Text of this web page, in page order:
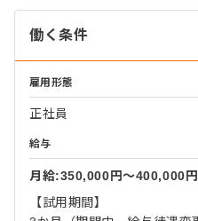
働く条件
雇用形態
正社員
給与
月給:350,000円〜400,000円
【試用期間】